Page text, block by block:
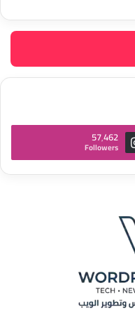
57٬462
Followers